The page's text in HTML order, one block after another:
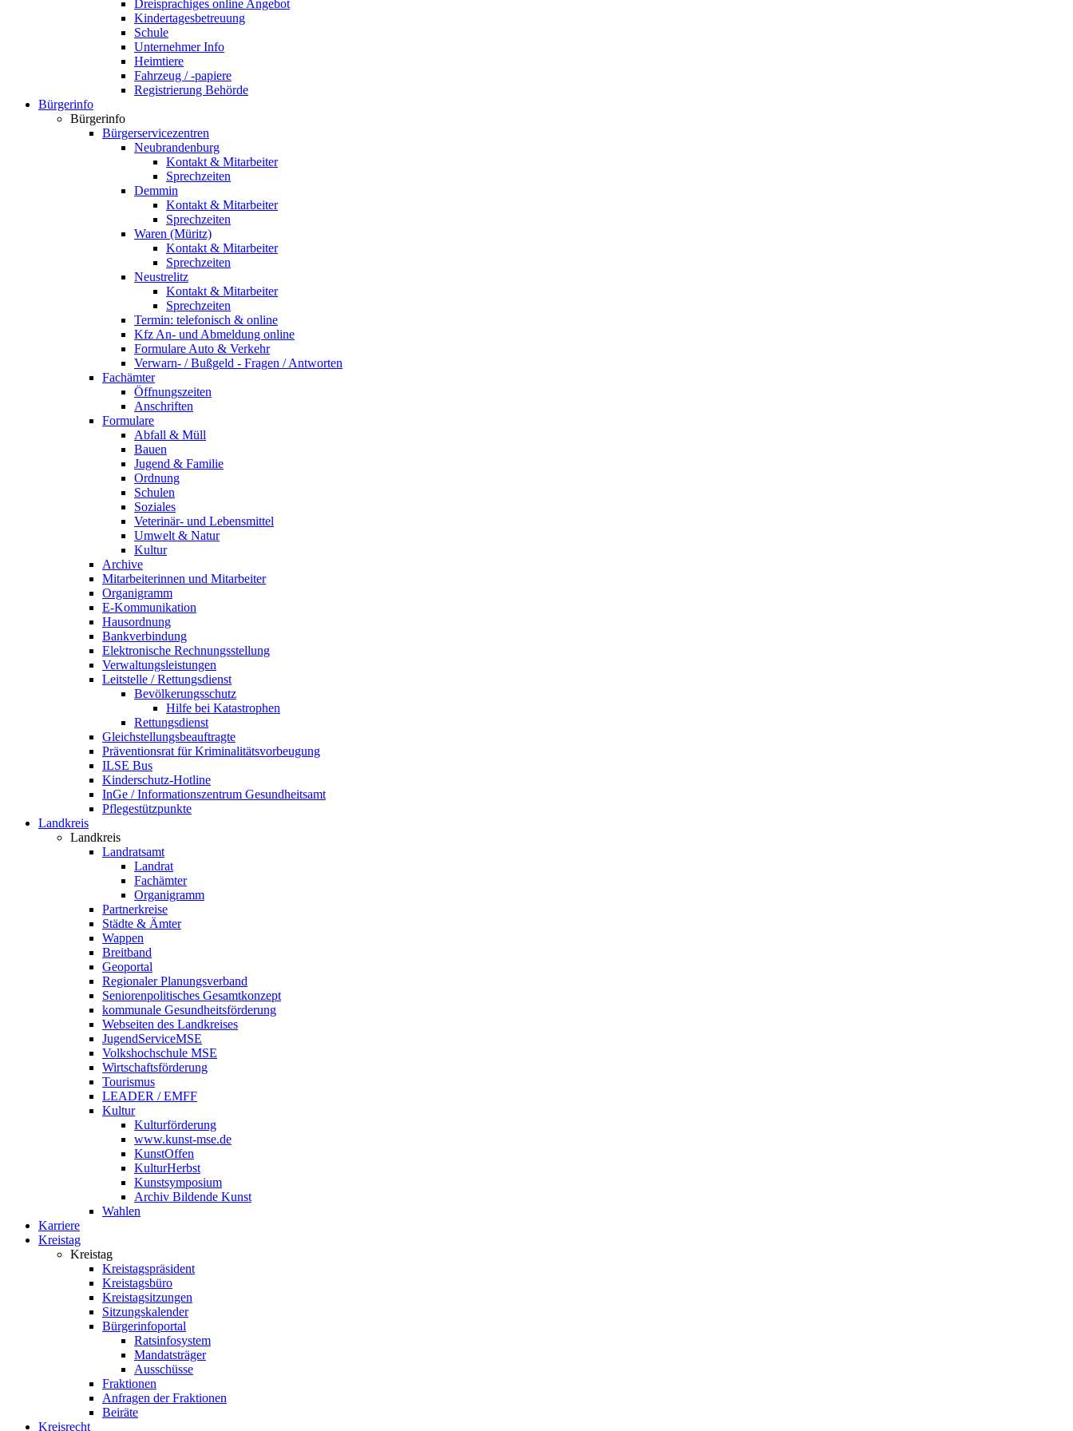
Dreisprachiges online Angebot
Kindertagesbetreuung
Schule
Unternehmer Info
Heimtiere
Fahrzeug / -papiere
Registrierung Behörde
Bürgerinfo
Bürgerinfo
Bürgerservicezentren
Neubrandenburg
Kontakt & Mitarbeiter
Sprechzeiten
Demmin
Kontakt & Mitarbeiter
Sprechzeiten
Waren (Müritz)
Kontakt & Mitarbeiter
Sprechzeiten
Neustrelitz
Kontakt & Mitarbeiter
Sprechzeiten
Termin: telefonisch & online
Kfz An- und Abmeldung online
Formulare Auto & Verkehr
Verwarn- / Bußgeld - Fragen / Antworten
Fachämter
Öffnungszeiten
Anschriften
Formulare
Abfall & Müll
Bauen
Jugend & Familie
Ordnung
Schulen
Soziales
Veterinär- und Lebensmittel
Umwelt & Natur
Kultur
Archive
Mitarbeiterinnen und Mitarbeiter
Organigramm
E-Kommunikation
Hausordnung
Bankverbindung
Elektronische Rechnungsstellung
Verwaltungsleistungen
Leitstelle / Rettungsdienst
Bevölkerungsschutz
Hilfe bei Katastrophen
Rettungsdienst
Gleichstellungsbeauftragte
Präventionsrat für Kriminalitätsvorbeugung
ILSE Bus
Kinderschutz-Hotline
InGe / Informationszentrum Gesundheitsamt
Pflegestützpunkte
Landkreis
Landkreis
Landratsamt
Landrat
Fachämter
Organigramm
Partnerkreise
Städte & Ämter
Wappen
Breitband
Geoportal
Regionaler Planungsverband
Seniorenpolitisches Gesamtkonzept
kommunale Gesundheitsförderung
Webseiten des Landkreises
JugendServiceMSE
Volkshochschule MSE
Wirtschaftsförderung
Tourismus
LEADER / EMFF
Kultur
Kulturförderung
www.kunst-mse.de
KunstOffen
KulturHerbst
Kunstsymposium
Archiv Bildende Kunst
Wahlen
Karriere
Kreistag
Kreistag
Kreistagspräsident
Kreistagsbüro
Kreistagsitzungen
Sitzungskalender
Bürgerinfoportal
Ratsinfosystem
Mandatsträger
Ausschüsse
Fraktionen
Anfragen der Fraktionen
Beiräte
Kreisrecht